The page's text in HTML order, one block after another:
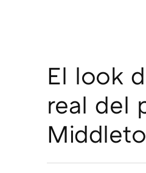
El look
real del